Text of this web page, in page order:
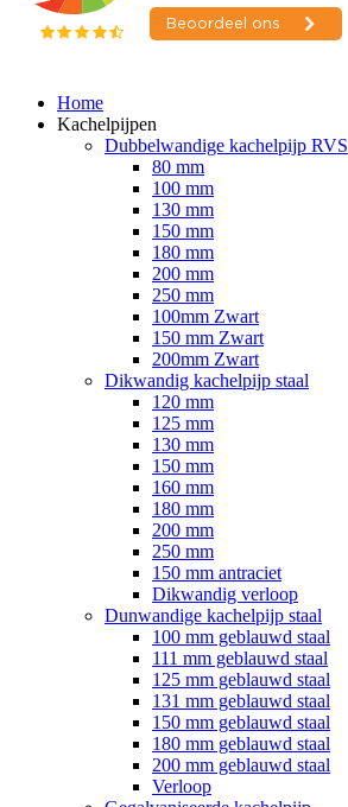
Home
Kachelpijpen
Dubbelwandige kachelpijp RVS
80 mm
100 mm
130 mm
150 mm
180 mm
200 mm
250 mm
100mm Zwart
150 mm Zwart
200mm Zwart
Dikwandig kachelpijp staal
120 mm
125 mm
130 mm
150 mm
160 mm
180 mm
200 mm
250 mm
150 mm antraciet
Dikwandig verloop
Dunwandige kachelpijp staal
100 mm geblauwd staal
111 mm geblauwd staal
125 mm geblauwd staal
131 mm geblauwd staal
150 mm geblauwd staal
180 mm geblauwd staal
200 mm geblauwd staal
Verloop